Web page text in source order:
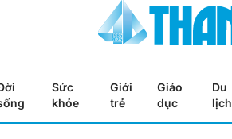
Sức
khỏe
Giới
trẻ
Giáo
dục
Du
lịch